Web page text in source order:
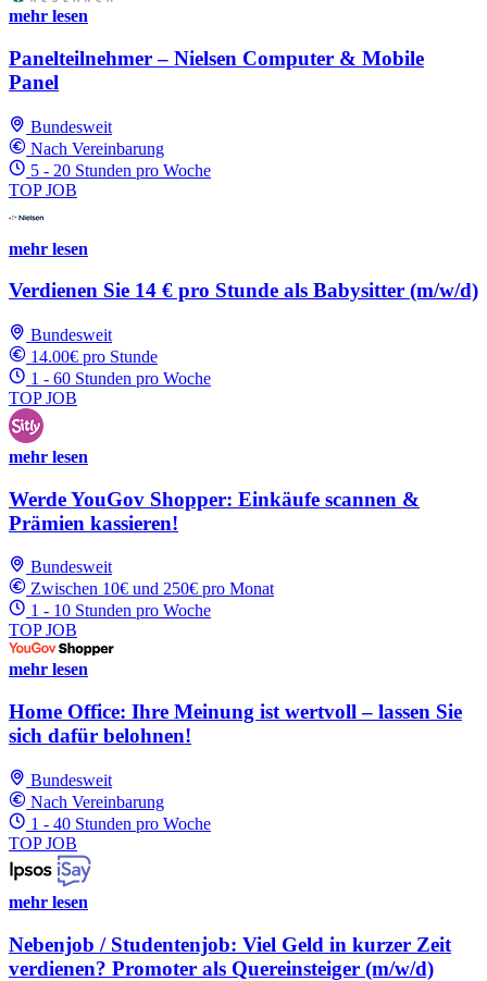
mehr lesen
Panelteilnehmer – Nielsen Computer & Mobile
Panel
Bundesweit
Nach Vereinbarung
5 - 20 Stunden pro Woche
TOP JOB
mehr lesen
Verdienen Sie 14 € pro Stunde als Babysitter (m/w/d)
Bundesweit
14.00€ pro Stunde
1 - 60 Stunden pro Woche
TOP JOB
mehr lesen
Werde YouGov Shopper: Einkäufe scannen &
Prämien kassieren!
Bundesweit
Zwischen 10€ und 250€ pro Monat
1 - 10 Stunden pro Woche
TOP JOB
mehr lesen
Home Office: Ihre Meinung ist wertvoll – lassen Sie
sich dafür belohnen!
Bundesweit
Nach Vereinbarung
1 - 40 Stunden pro Woche
TOP JOB
mehr lesen
Nebenjob / Studentenjob: Viel Geld in kurzer Zeit
verdienen? Promoter als Quereinsteiger (m/w/d)